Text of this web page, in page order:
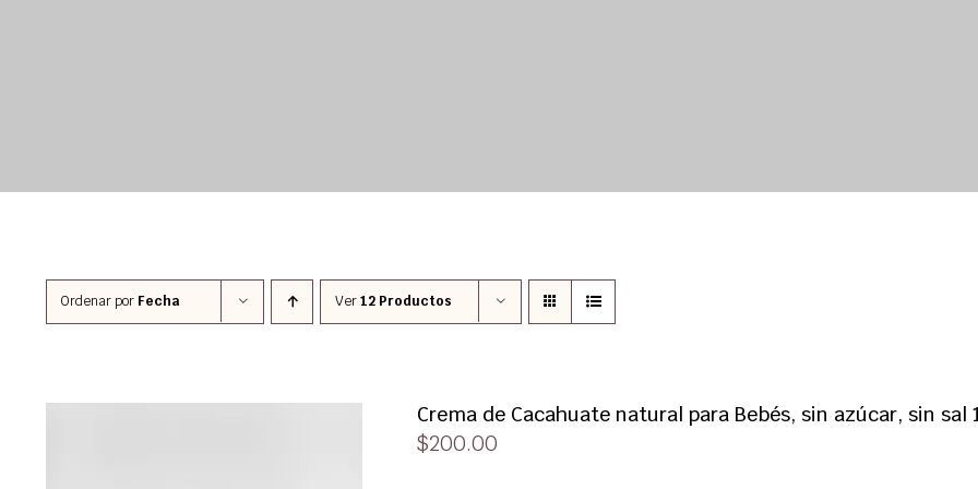
Ordenar por Fecha Ver12 Productos
Crema de Cacahuate natural para Bebés, sin azúcar, sin sal
$200.00